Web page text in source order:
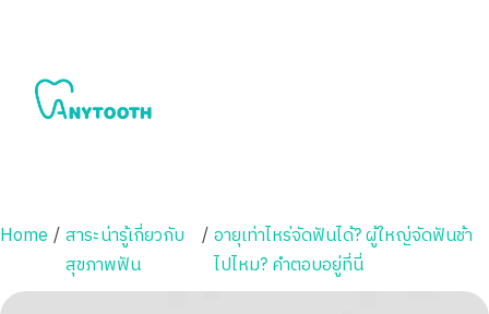
Home /สาระน่ารู้เกี่ยวกับ
สุขภาพฟัน
/อายุเท่าไหร่จัดฟันได้? ผู้ใหญ่จัดฟันช้า
ไปไหม? คำตอบอยู่ที่นี่